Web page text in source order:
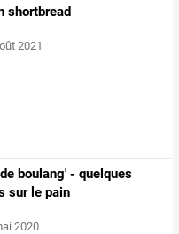
shortbread
2021
boulang' - quelques
sur le pain
2020